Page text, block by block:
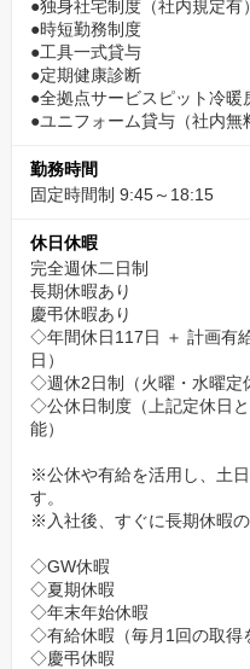
●独身社宅制度（社内規定有）
●時短勤務制度
●工具一式貸与
●定期健康診断
●全拠点サービスピット冷暖
●ユニフォーム貸与（社内無
勤務時間
固定時間制 9:45～18:15
休日休暇
完全週休二日制
長期休暇あり
慶弔休暇あり
◇年間休日117日 ＋ 計画有
日）
◇週休2日制（火曜・水曜定
◇公休日制度（上記定休日
能）
※公休や有給を活用し、土
す。
※入社後、すぐに長期休暇の
◇GW休暇
◇夏期休暇
◇年末年始休暇
◇有給休暇（毎月1回の取得
◇慶弔休暇